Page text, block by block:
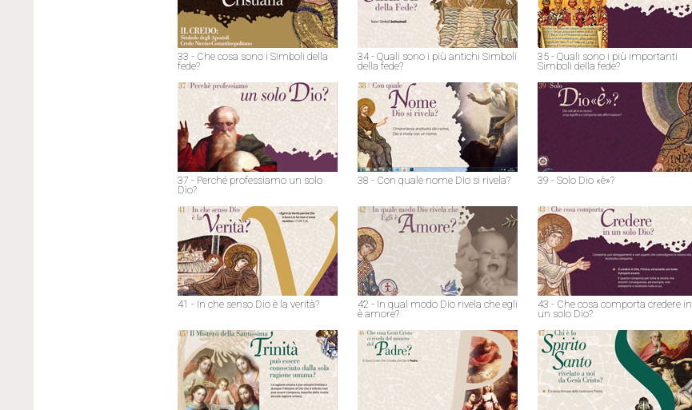
33 - Che cosa sono i Simboli della
fede?
34 - Quali sono i più antichi Simboli
della fede?
35 - Quali sono i più importanti
Simboli della fede?
37 - Perché professiamo un solo
Dio?
38 - Con quale nome Dio si rivela? 39 - Solo Dio «è»?
41 - In che senso Dio è la verità?
42 - In qual modo Dio rivela che egli
è amore?
43 - Che cosa comporta credere in
un solo Dio?